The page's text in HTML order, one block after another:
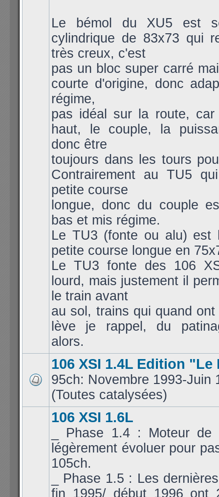
Le bémol du XU5 est
cylindrique de 83x73 qui
très creux, c'est
pas un bloc super carré
courte d'origine, donc
régime,
pas idéal sur la route,
haut, le couple, la
donc être
toujours dans les tours
Contrairement au TU5
petite course
longue, donc du couple
bas et mis régime.
Le TU3 (fonte ou alu) est
petite course longue en
Le TU3 fonte des 106
lourd, mais justement il
le train avant
au sol, trains qui quand
lève je rappel, du
alors.
106 XSI 1.4L Edition "Le
95ch: Novembre 1993-Juin
(Toutes catalysées)
106 XSI 1.6L
_ Phase 1.4 : Moteur
légèrement évoluer pour
105ch.
_ Phase 1.5 : Les
fin 1995/ début 1996 ont